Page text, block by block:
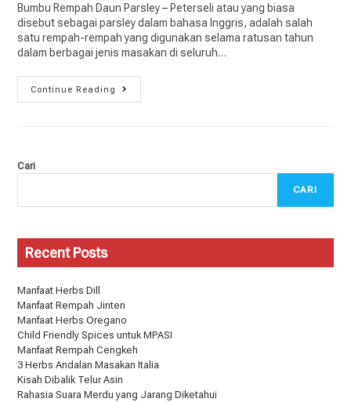
Bumbu Rempah Daun Parsley – Peterseli atau yang biasa
disebut sebagai parsley dalam bahasa Inggris, adalah salah
satu rempah-rempah yang digunakan selama ratusan tahun
dalam berbagai jenis masakan di seluruh…
Continue Reading
Cari
CARI
Recent Posts
Manfaat Herbs Dill
Manfaat Rempah Jinten
Manfaat Herbs Oregano
Child Friendly Spices untuk MPASI
Manfaat Rempah Cengkeh
3 Herbs Andalan Masakan Italia
Kisah Dibalik Telur Asin
Rahasia Suara Merdu yang Jarang Diketahui